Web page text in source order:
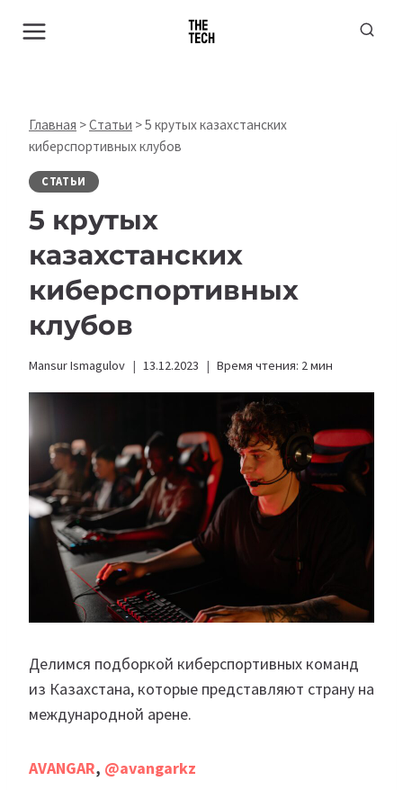
Главная >Статьи >5 крутых казахстанских
киберспортивных клубов
СТАТЬИ
5 крутых
казахстанских
киберспортивных
клубов
Mansur Ismagulov 13.12.2023 Время чтения: 2мин
Делимся подборкой киберспортивных команд
из Казахстана, которые представляют страну на
международной арене.
AVANGAR, @avangarkz